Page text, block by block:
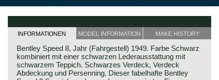
INFORMATIONEN MODEL INFORMATION MAKE HISTORY
Bentley Speed 8, Jahr (Fahrgestell) 1949. Farbe Schwarz
kombiniert mit einer schwarzen Lederausstattung mit
schwarzem Teppich. Schwarzes Verdeck, Verdeck
Abdeckung und Persenning. Dieser fabelhafte Bentley